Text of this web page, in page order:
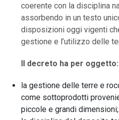
coerente con la disciplina
assorbendo in un testo
disposizioni oggi vigenti
gestione e l’utilizzo delle
Il decreto ha per oggetto:
la gestione delle terre e
come sottoprodotti
piccole e grandi dimensioni;